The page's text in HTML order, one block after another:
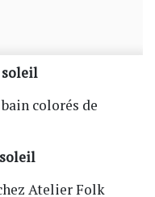
colorés de
Atelier Folk